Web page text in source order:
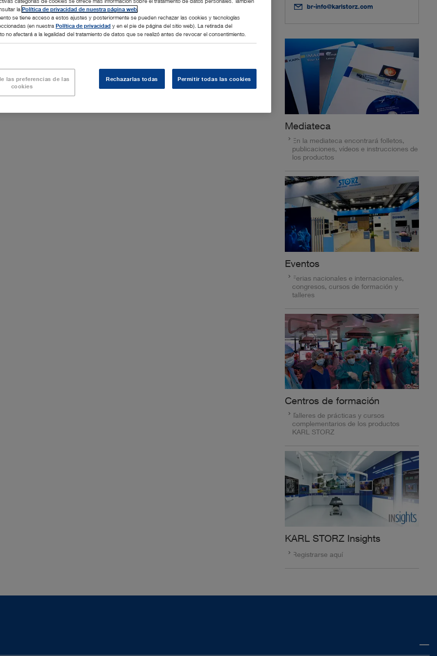
cual seguimos convencidos. SCENARA
crear un atlas de ginecología como base de datos de conocimientos.”
br-info@karlstorz.com
Mediateca
En la mediateca encontrará folletos,
publicaciones, vídeos e instrucciones de
los productos
Eventos
Ferias nacionales e internacionales,
congresos, cursos de formación y
talleres
Centros de formación
Talleres de prácticas y cursos
complementarios de los productos
KARL STORZ
KARL STORZ Insights
Registrarse aquí
la Política de privacidad de nuestra página web
se tiene acceso a estos ajustes y posteriormente se pueden rechazar las cookies y tecnologías
(en nuestra Política de privacidad y en el pie de página del sitio web). La retirada del
no afectará a la legalidad del tratamiento de datos que se realizó antes de revocar el consentimiento.
las preferencias de las
cookies
Rechazarlas todas Permitir todas las cookies